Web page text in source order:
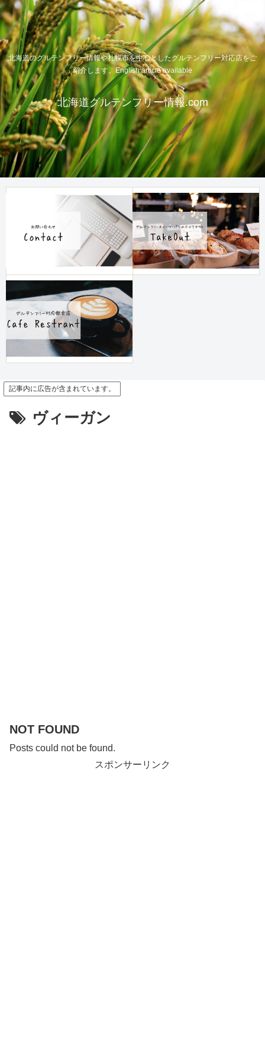
北海道のグルテンフリー情報や札幌市を中心としたグルテンフリー対応店をご
紹介します。English article available
北海道グルテンフリー情報.com
記事内に広告が含まれています。
ヴィーガン
NOT FOUND
Posts could not be found.
スポンサーリンク